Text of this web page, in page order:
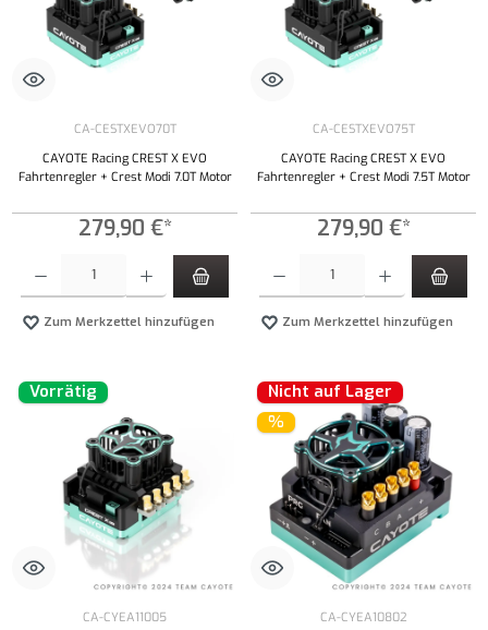
CA-CESTXEVO70T
CAYOTE Racing CREST X EVO
Fahrtenregler + Crest Modi 7.0T Motor
279,90 €*
Zum Merkzettel hinzufügen
CA-CESTXEVO75T
CAYOTE Racing CREST X EVO
Fahrtenregler + Crest Modi 7.5T Motor
279,90 €*
Zum Merkzettel hinzufügen
Vorrätig
CA-CYEA11005
Nicht auf Lager
%
CA-CYEA10802